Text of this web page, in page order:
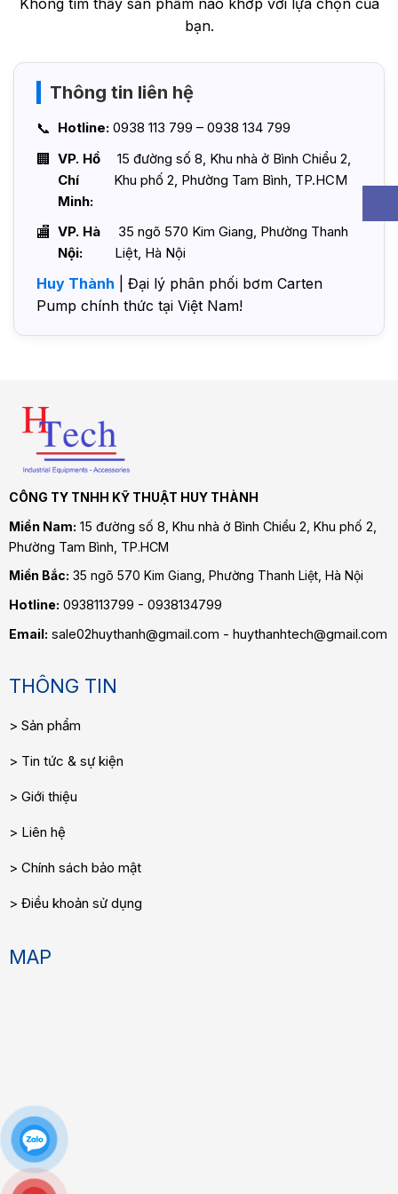
bạn.
Thông tin liên hệ
Hotline: 0938 113 799 – 0938 134 799
VP. Hồ
Chí
Minh:
15 đường số 8, Khu nhà ở Bình Chiểu 2,
Khu phố 2, Phường Tam Bình, TP.HCM
VP. Hà
Nội:
35 ngõ 570 Kim Giang, Phường Thanh
Liệt, Hà Nội
Huy Thành | Đại lý phân phối bơm Carten
Pump chính thức tại Việt Nam!
CÔNG TY TNHH KỸ THUẬT HUY THÀNH
Miền Nam: 15 đường số 8, Khu nhà ở Bình Chiểu 2, Khu phố 2,
Phường Tam Bình , TP.HCM
Miền Bắc: 35 ngõ 570 Kim Giang, Phường Thanh Liệt, Hà Nội
Hotline: 0938113799 - 0938134799
Email: sale02huythanh@gmail.com - huythanhtech@gmail.com
THÔNG TIN
Sản phẩm
Tin tức & sự kiện
Giới thiệu
Liên hệ
Chính sách bảo mật
Điều khoản sử dụng
MAP